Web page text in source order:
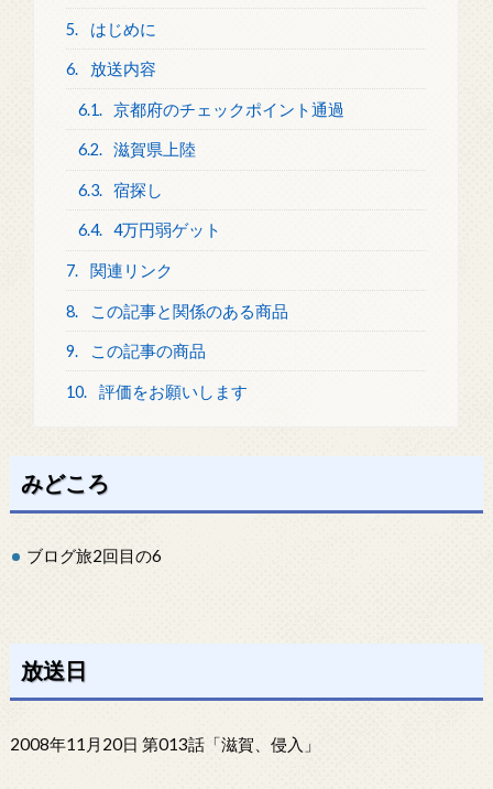
5. はじめに
6. 放送内容
6.1. 京都府のチェックポイント通過
6.2. 滋賀県上陸
6.3. 宿探し
6.4. 4万円弱ゲット
7. 関連リンク
8. この記事と関係のある商品
9. この記事の商品
10. 評価をお願いします
みどころ
ブログ旅2回目の6
放送日
2008年11月20日 第013話「滋賀、侵入」